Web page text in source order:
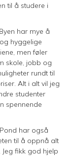
til å studere i
har mye å
hyggelige
men føler
skole, jobb og
rundt til
Alt i alt vil jeg
studenter
spennende
har også
til å oppnå alt
fikk god hjelp